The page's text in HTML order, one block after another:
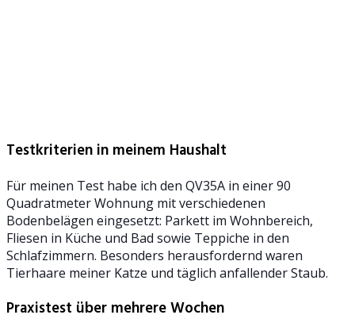
Testkriterien in meinem Haushalt
Für meinen Test habe ich den QV35A in einer 90
Quadratmeter Wohnung mit verschiedenen
Bodenbelägen eingesetzt: Parkett im Wohnbereich,
Fliesen in Küche und Bad sowie Teppiche in den
Schlafzimmern. Besonders herausfordernd waren
Tierhaare meiner Katze und täglich anfallender Staub.
Praxistest über mehrere Wochen